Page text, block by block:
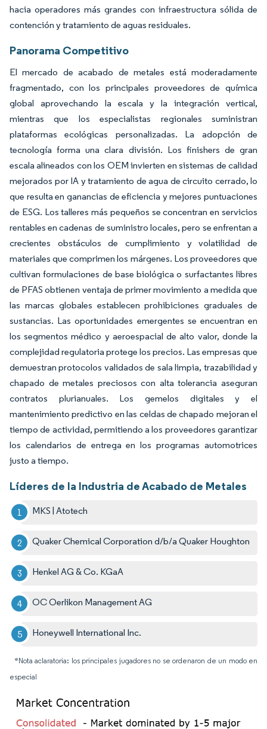
hacia operadores más grandes con infraestructura sólida de
contención y tratamiento de aguas residuales.
Panorama Competitivo
El mercado de acabado de metales está moderadamente
fragmentado, con los principales proveedores de química
global aprovechando la escala y la integración vertical,
mientras que los especialistas regionales suministran
plataformas ecológicas personalizadas. La adopción de
tecnología forma una clara división. Los finishers de gran
escala alineados con los OEM invierten en sistemas de calidad
mejorados por IA y tratamiento de agua de circuito cerrado, lo
que resulta en ganancias de eficiencia y mejores puntuaciones
de ESG. Los talleres más pequeños se concentran en servicios
rentables en cadenas de suministro locales, pero se enfrentan a
crecientes obstáculos de cumplimiento y volatilidad de
materiales que comprimen los márgenes. Los proveedores que
cultivan formulaciones de base biológica o surfactantes libres
de PFAS obtienen ventaja de primer movimiento a medida que
las marcas globales establecen prohibiciones graduales de
sustancias. Las oportunidades emergentes se encuentran en
los segmentos médico y aeroespacial de alto valor, donde la
complejidad regulatoria protege los precios. Las empresas que
demuestran protocolos validados de sala limpia, trazabilidad y
chapado de metales preciosos con alta tolerancia aseguran
contratos plurianuales. Los gemelos digitales y el
mantenimiento predictivo en las celdas de chapado mejoran el
tiempo de actividad, permitiendo a los proveedores garantizar
los calendarios de entrega en los programas automotrices
justo a tiempo.
Líderes de la Industria de Acabado de Metales
MKS | Atotech
Quaker Chemical Corporation d/b/a Quaker Houghton
Henkel AG & Co. KGaA
OC Oerlikon Management AG
Honeywell International Inc.
*Nota aclaratoria: los principales jugadores no se ordenaron de un modo en
especial